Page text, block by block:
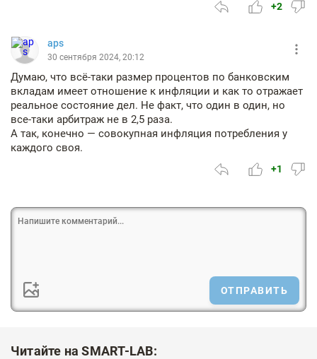
+2
aps
30 сентября 2024, 20:12
Думаю, что всё-таки размер процентов по банковским
вкладам имеет отношение к инфляции и как то отражает
реальное состояние дел. Не факт, что один в один, но
все-таки арбитраж не в 2,5 раза.
А так, конечно — совокупная инфляция потребления у
каждого своя.
+1
ОТПРАВИТЬ
Читайте на SMART-LAB: